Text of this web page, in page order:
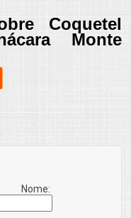
Coquetel
Monte
Nome: